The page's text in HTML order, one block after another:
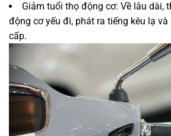
Giảm tuổi thọ động cơ: Về lâu dài,
động cơ yếu đi, phát ra tiếng kêu lạ
cấp.